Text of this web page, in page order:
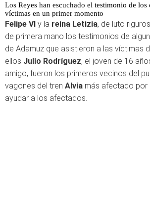
Los Reyes han escuchado el testimonio de los
víctimas en un primer momento
Felipe VI y la reina Letizia, de luto
de primera mano los testimonios de
de Adamuz que asistieron a las víctimas
ellos Julio Rodríguez, el joven de 16
amigo, fueron los primeros vecinos del
vagones del tren Alvia más afectado por
ayudar a los afectados.